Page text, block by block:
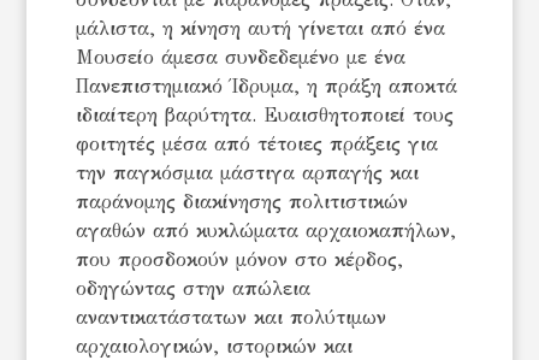
μάλιστα, η κίνηση αυτή γίνεται από ένα
Μουσείο άμεσα συνδεδεμένο με ένα
Πανεπιστημιακό Ίδρυμα, η πράξη αποκτά
ιδιαίτερη βαρύτητα. Ευαισθητοποιεί τους
φοιτητές μέσα από τέτοιες πράξεις για
την παγκόσμια μάστιγα αρπαγής και
παράνομης διακίνησης πολιτιστικών
αγαθών από κυκλώματα αρχαιοκαπήλων,
που προσδοκούν μόνον στο κέρδος,
οδηγώντας στην απώλεια
αναντικατάστατων και πολύτιμων
αρχαιολογικών, ιστορικών και